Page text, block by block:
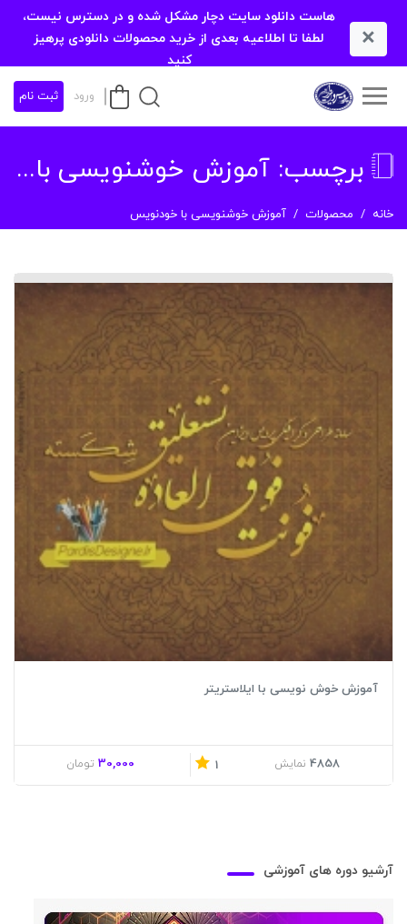
×
هاست دانلود سایت دچار مشکل شده و در دسترس نیست،
لطفا تا اطلاعیه بعدی از خرید محصولات دانلودی پرهیز
کنید
ورود ثبت نام
برچسب: آموزش خوشنویسی با خودنویس
خانه محصولات آموزش خوشنویسی با خودنویس
آموزش خوش نویسی با ایلاستریتر
4858 نمایش 1
30,000 تومان
آرشیو دوره های آموزشی